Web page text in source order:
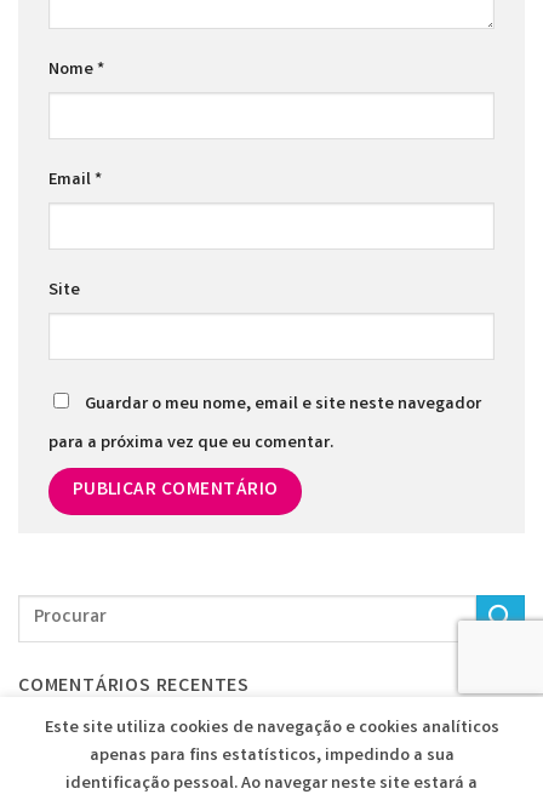
Nome*
Email*
Site
Guardar o meu nome, email e site neste navegador
para a próxima vez que eu comentar.
COMENTÁRIOS RECENTES
Este site utiliza cookies de navegação e cookies analíticos
apenas para fins estatísticos, impedindo a sua
identificação pessoal. Ao navegar neste site estará a